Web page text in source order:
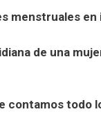
menstruales en
de una
contamos todo